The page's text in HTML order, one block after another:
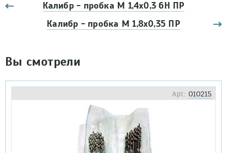
Калибр - пробка М 1,4х0,3 6Н ПР
Калибр - пробка М 1,8х0,35 ПР
Вы смотрели
Арт.: 010215